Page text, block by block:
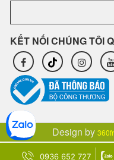
KẾT NỐI CHÚNG TÔI
Design by
0936 652 727